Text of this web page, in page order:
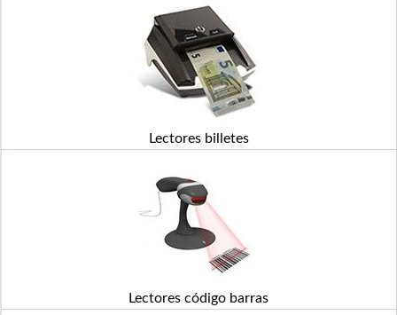
Lectores billetes
Lectores código barras